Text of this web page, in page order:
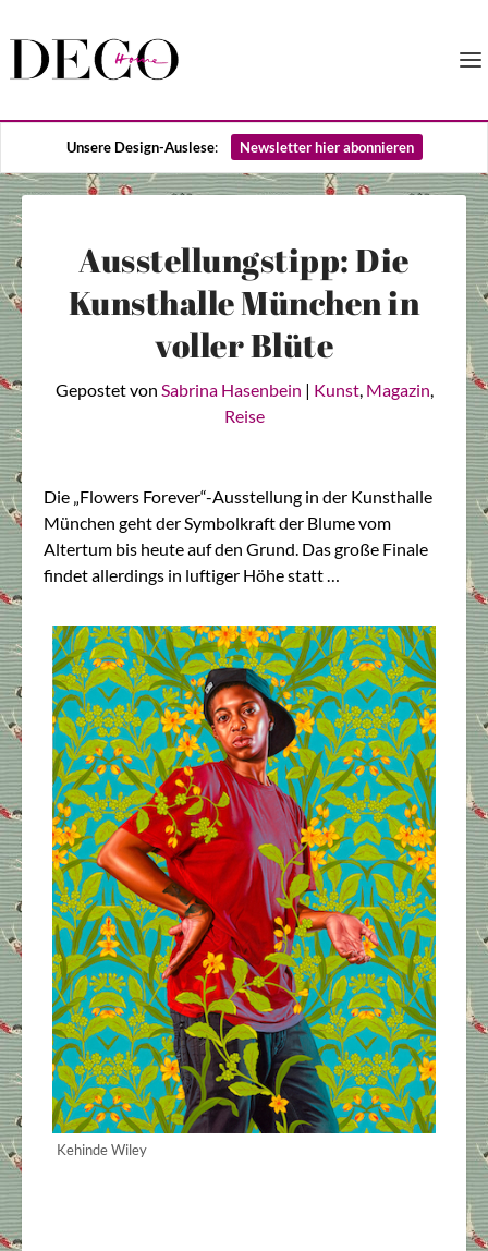
Unsere Design-Auslese: Newsletter hier abonnieren
Ausstellungstipp: Die
Kunsthalle München in
voller Blüte
Gepostet von Sabrina Hasenbein | Kunst, Magazin,
Reise
Die „Flowers Forever“-Ausstellung in der Kunsthalle
München geht der Symbolkraft der Blume vom
Altertum bis heute auf den Grund. Das große Finale
findet allerdings in luftiger Höhe statt …
Kehinde Wiley